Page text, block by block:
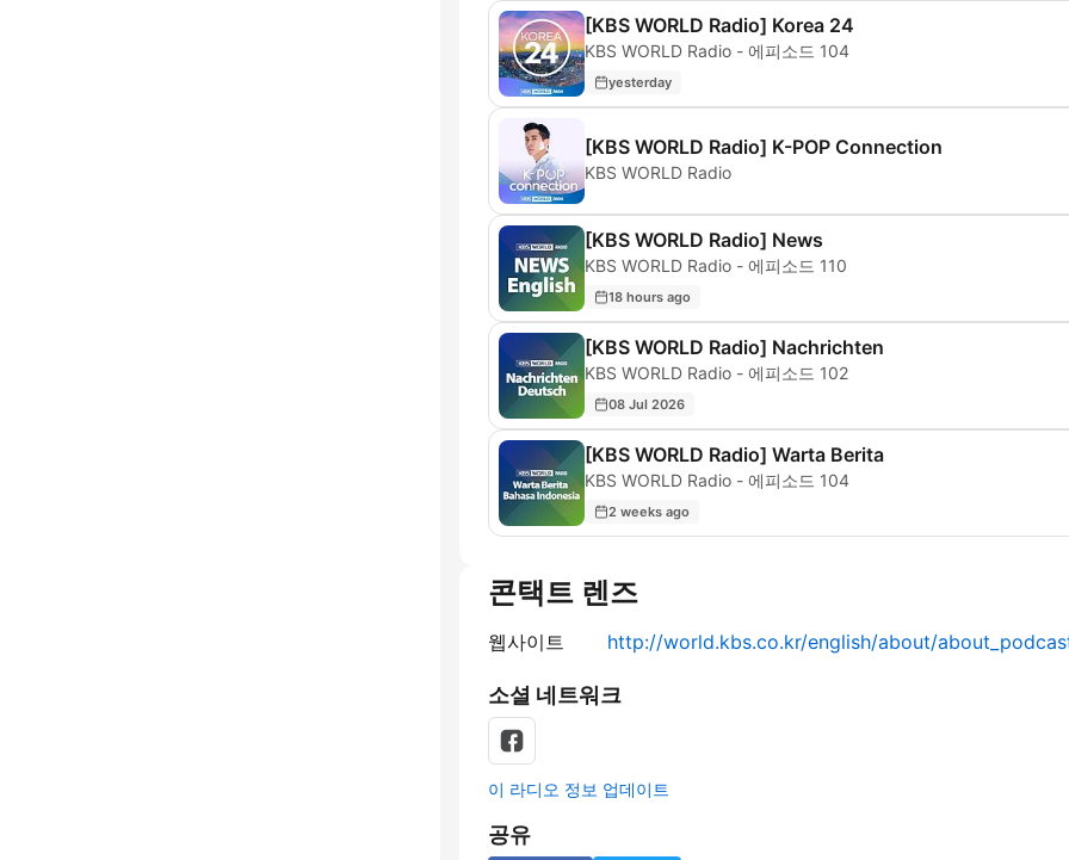
[KBS WORLD Radio] Korea 24
KBS WORLD Radio - 에피소드 104
yesterday
[KBS WORLD Radio] K-POP Connection
KBS WORLD Radio
[KBS WORLD Radio] News
KBS WORLD Radio - 에피소드 110
18 hours ago
[KBS WORLD Radio] Nachrichten
KBS WORLD Radio - 에피소드 102
08 Jul 2026
[KBS WORLD Radio] Warta Berita
KBS WORLD Radio - 에피소드 104
2 weeks ago
콘택트 렌즈
웹사이트 http://world.kbs.co.kr/english/about/
소셜 네트워크
이 라디오 정보 업데이트
공유